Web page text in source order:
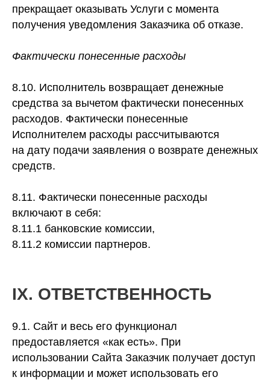
прекращает оказывать Услуги с момента
получения уведомления Заказчика об отказе.
Фактически понесенные расходы
8.10. Исполнитель возвращает денежные
средства за вычетом фактически понесенных
расходов. Фактически понесенные
Исполнителем расходы рассчитываются
на дату подачи заявления о возврате денежных
средств.
8.11. Фактически понесенные расходы
включают в себя:
8.11.1 банковские комиссии,
8.11.2 комиссии партнеров.
IХ. ОТВЕТСТВЕННОСТЬ
9.1. Сайт и весь его функционал
предоставляется «как есть». При
использовании Сайта Заказчик получает доступ
к информации и может использовать его